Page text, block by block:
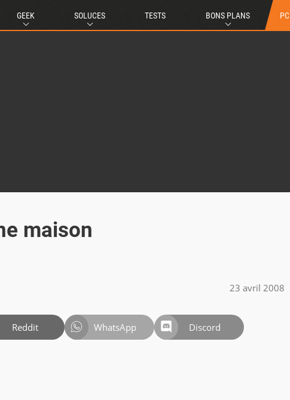
GEEK SOLUCES TESTS BONS PLANS PC
maison
23 avril 2008
Reddit WhatsApp Discord